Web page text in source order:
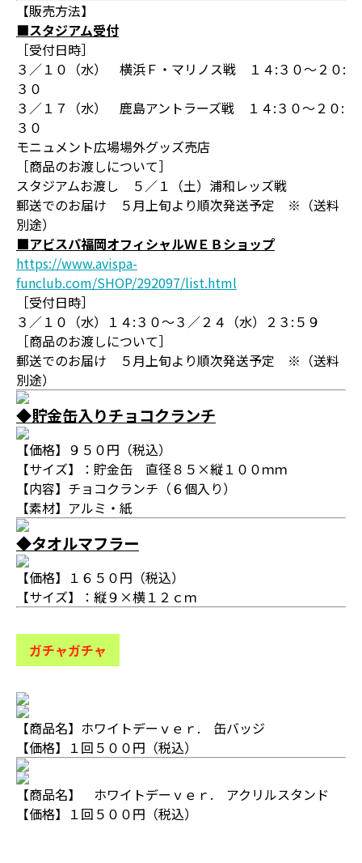
【販売方法】
■スタジアム受付
［受付日時］
３／１０（水） 横浜Ｆ・マリノス戦 １４:３０～２０:
３０
３／１７（水） 鹿島アントラーズ戦 １４:３０～２０:
３０
モニュメント広場場外グッズ売店
［商品のお渡しについて］
スタジアムお渡し ５／１（土）浦和レッズ戦
郵送でのお届け ５月上旬より順次発送予定 ※（送料
別途）
■アビスパ福岡オフィシャルＷＥＢショップ
https://www.avispa-
funclub.com/SHOP/292097/list.html
［受付日時］
３／１０（水）１４:３０～３／２４（水）２３:５９
［商品のお渡しについて］
郵送でのお届け ５月上旬より順次発送予定 ※（送料
別途）
◆貯金缶入りチョコクランチ
【価格】９５０円（税込）
【サイズ】：貯金缶 直径８５×縦１００ｍｍ
【内容】チョコクランチ（６個入り）
【素材】アルミ・紙
◆タオルマフラー
【価格】１６５０円（税込）
【サイズ】：縦９×横１２ｃｍ
ガチャガチャ
【商品名】ホワイトデーｖｅｒ. 缶バッジ
【価格】１回５００円（税込）
【商品名】 ホワイトデーｖｅｒ. アクリルスタンド
【価格】１回５００円（税込）